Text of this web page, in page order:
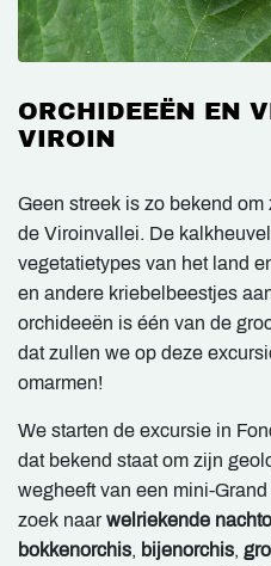
ORCHIDEEËN EN
VIROIN
Geen streek is zo bekend
de Viroinvallei. De
vegetatietypes van het land
en andere kriebelbeestjes
orchideeën is één van de
dat zullen we op deze
omarmen!
We starten de excursie in
dat bekend staat om zijn
wegheeft van een mini-
zoek naarwelriekende
bokkenorchis, bijenorchis,